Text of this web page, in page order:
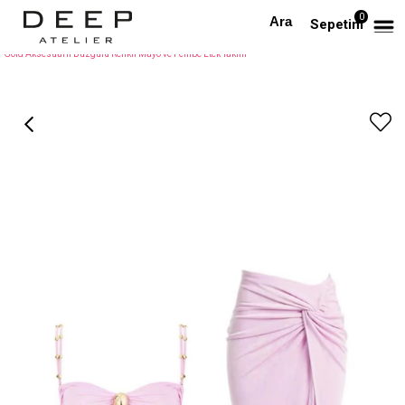
Sepetim0
Anasayfa BEACHWEAR
Gold Aksesuarlı Büzgülü Renkli Mayo ve Pembe Etek Takım